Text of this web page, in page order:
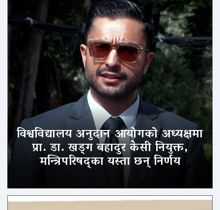
विश्वविद्यालय अनुदान आयोगको अध्यक्षमा
प्रा. डा. खड्ग बहादुर केसी नियुक्त,
मन्त्रिपरिषद्का यस्ता छन् निर्णय